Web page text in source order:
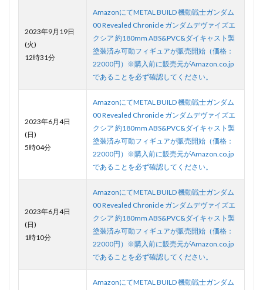
2023年9月19日
(火)
12時31分
AmazonにてMETAL BUILD 機動戦士ガンダム
00 Revealed Chronicle ガンダムデヴァイズエ
クシア 約180mm ABS&PVC&ダイキャスト製
塗装済み可動フィギュアが販売開始（価格：
22000円）※購入前に販売元がAmazon.co.jp
であることを必ず確認してください。
2023年6月4日
(日)
5時04分
AmazonにてMETAL BUILD 機動戦士ガンダム
00 Revealed Chronicle ガンダムデヴァイズエ
クシア 約180mm ABS&PVC&ダイキャスト製
塗装済み可動フィギュアが販売開始（価格：
22000円）※購入前に販売元がAmazon.co.jp
であることを必ず確認してください。
2023年6月4日
(日)
1時10分
AmazonにてMETAL BUILD 機動戦士ガンダム
00 Revealed Chronicle ガンダムデヴァイズエ
クシア 約180mm ABS&PVC&ダイキャスト製
塗装済み可動フィギュアが販売開始（価格：
22000円）※購入前に販売元がAmazon.co.jp
であることを必ず確認してください。
AmazonにてMETAL BUILD 機動戦士ガンダム